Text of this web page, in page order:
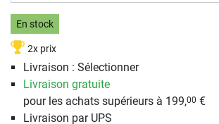
En stock
2x prix
Livraison : Sélectionner
Livraison gratuite
pour les achats supérieurs à 199,00 €
Livraison par UPS